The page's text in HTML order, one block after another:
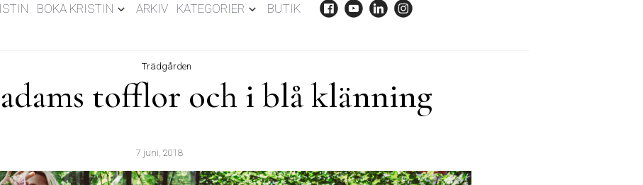
BOKA KRISTIN ARKIV KATEGORIER BUTIK
Trädgården
tofflor och i blå klänning
7 juni, 2018